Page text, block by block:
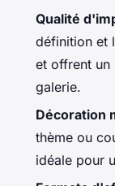
Qualité
définition et
et offrent un
galerie.
Décoration
thème ou
idéale pour